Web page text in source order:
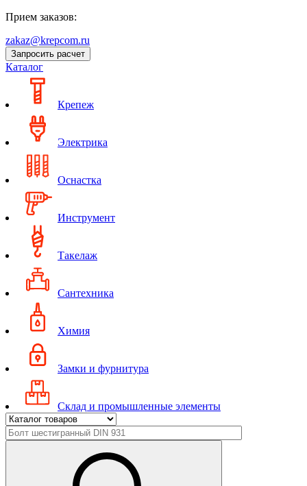
Прием заказов:
zakaz@krepcom.ru
Запросить расчет
Каталог
Крепеж
Электрика
Оснастка
Инструмент
Такелаж
Сантехника
Химия
Замки и фурнитура
Склад и промышленные элементы